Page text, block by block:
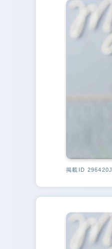
掲載ID 296420J